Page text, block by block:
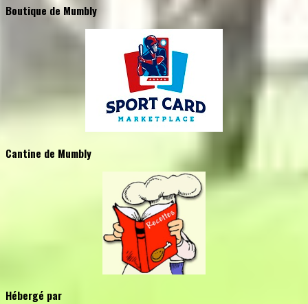
Boutique de Mumbly
Cantine de Mumbly
Hébergé par